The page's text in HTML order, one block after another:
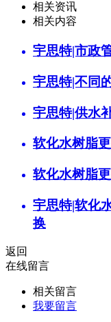
相关资讯
相关内容
宇思特|市政
宇思特|不同
宇思特|供水
软化水树脂
软化水树脂
宇思特|软化
换
返回
在线留言
相关留言
我要留言